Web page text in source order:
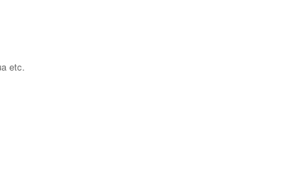
etc.